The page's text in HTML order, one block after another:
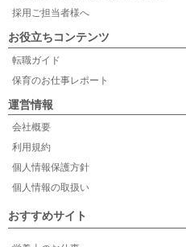
採用ご担当者様へ
お役立ちコンテンツ
転職ガイド
保育のお仕事レポート
運営情報
会社概要
利用規約
個人情報保護方針
個人情報の取扱い
おすすめサイト